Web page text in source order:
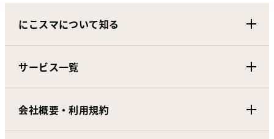
にこスマについて知る
サービス一覧
会社概要・利用規約